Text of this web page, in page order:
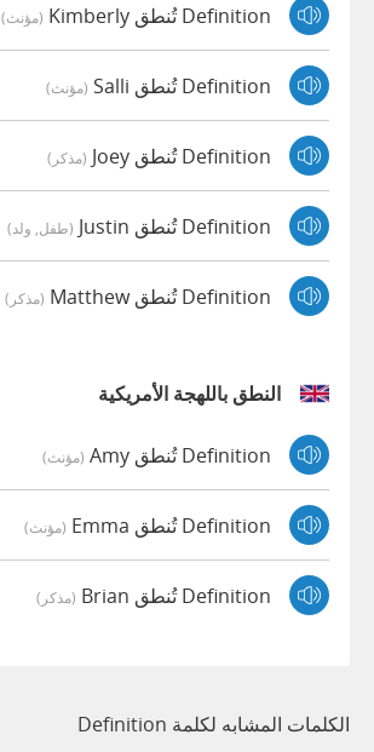
Definition تُنطق Kimberly (مؤنث)
Definition تُنطق Salli (مؤنث)
Definition تُنطق Joey (مذكر)
Definition تُنطق Justin (طفل, ولد)
Definition تُنطق Matthew (مذكر)
النطق باللهجة الأمريكية
Definition تُنطق Amy (مؤنث)
Definition تُنطق Emma (مؤنث)
Definition تُنطق Brian (مذكر)
الكلمات المشابه لكلمة Definition